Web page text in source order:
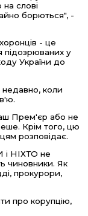
слові
борються", -
- це
підозрюваних у
України до
коли
Прем'єр або не
Крім того, цю
розповідає.
і НІХТО не
чиновники. Як
прокурори,
про корупцію,